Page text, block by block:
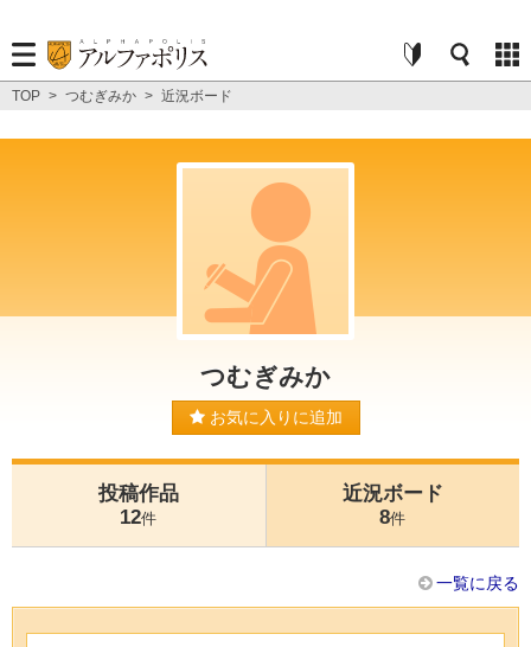
TOP > つむぎみか > 近況ボード
つむぎみか
お気に入りに追加
投稿作品
12件
近況ボード
8件
一覧に戻る